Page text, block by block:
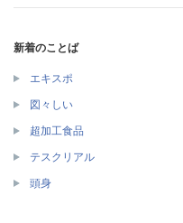
新着のことば
エキスポ
図々しい
超加工食品
テスクリアル
頭身